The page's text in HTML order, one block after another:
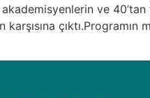
ve